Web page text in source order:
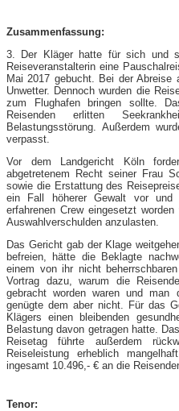
Zusammenfassung:
3. Der Kläger hatte für sich und
Reiseveranstalterin eine
Mai 2017 gebucht. Bei der
Unwetter. Dennoch wurden die
zum Flughafen bringen sollte.
Reisenden erlitten
Belastungsstörung. Außerdem
verpasst.
Vor dem Landgericht Köln
abgetretenem Recht seiner Frau
sowie die Erstattung des
ein Fall höherer Gewalt vor
erfahrenen Crew eingesetzt
Auswahlverschulden anzulasten.
Das Gericht gab der Klage
befreien, hätte die Beklagte
einem von ihr nicht
Vortrag dazu, warum die
gebracht worden waren und man
genügte dem aber nicht. Für das
Klägers einen bleibenden
Belastung davon getragen hatte.
Reisetag führte außerdem
Reiseleistung erheblich
ingesamt 10.496,- € an die
Tenor: